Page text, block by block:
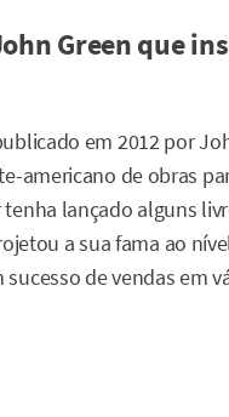
Green que
em 2012 por
americano de obras
lançado alguns
a sua fama ao
de vendas em